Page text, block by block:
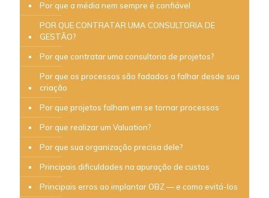
Por que a média nem sempre é confiável
POR QUE CONTRATAR UMA CONSULTORIA DE
GESTÃO?
Por que contratar uma consultoria de projetos?
Por que os processos são fadados a falhar desde sua
criação
Por que projetos falham em se tornar processos
Por que realizar um Valuation?
Por que sua organização precisa dele?
Principais dificuldades na apuração de custos
Principais erros ao implantar OBZ — e como evitá-los